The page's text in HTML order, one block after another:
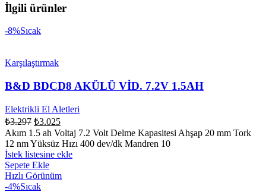
İlgili ürünler
-8%Sıcak
Karşılaştırmak
B&D BDCD8 AKÜLÜ VİD. 7.2V 1.5AH
Elektrikli El Aletleri
₺3.297 ₺3.025
Akım 1.5 ah Voltaj 7.2 Volt Delme Kapasitesi Ahşap 20 mm Tork
12 nm Yüksüz Hızı 400 dev/dk Mandren 10
İstek listesine ekle
Sepete Ekle
Hızlı Görünüm
-4%Sıcak